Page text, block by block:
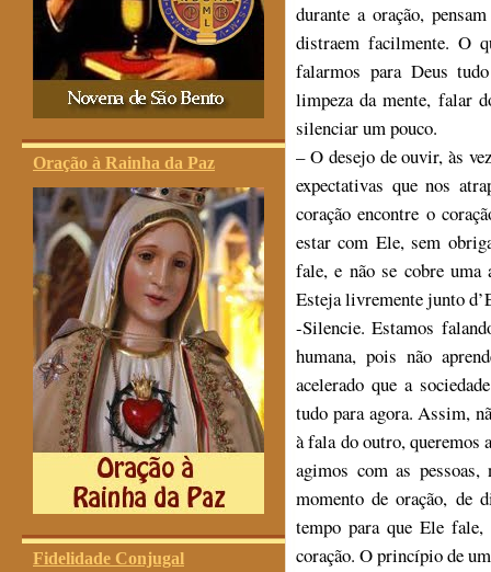
Oração à Rainha da Paz
Fidelidade Conjugal
durante a oração,
distraem facilmente. O
falarmos para Deus
limpeza da mente, falar
silenciar um pouco.
– O desejo de ouvir, às
expectativas que nos
coração encontre o
estar com Ele, sem
fale, e não se cobre uma
Esteja livremente junto
-Silencie. Estamos
humana, pois não
acelerado que a
tudo para agora. Assim,
à fala do outro, queremos
agimos com as
momento de oração, de
tempo para que Ele
coração. O princípio de